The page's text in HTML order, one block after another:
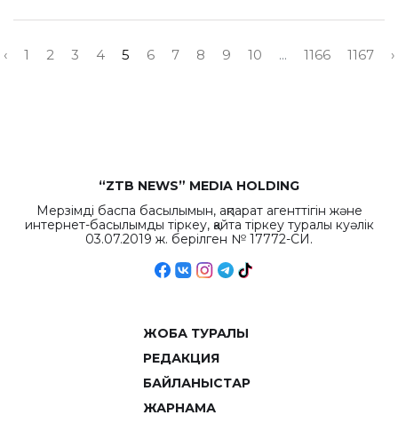
‹ 1 2 3 4 5 6 7 8 9 10 ... 1166 1167 ›
“ZTB NEWS” MEDIA HOLDING
Мерзімді баспа басылымын, ақпарат агенттігін және
интернет-басылымды тіркеу, қайта тіркеу туралы куәлік
03.07.2019 ж. берілген № 17772-СИ.
ЖОБА ТУРАЛЫ
РЕДАКЦИЯ
БАЙЛАНЫСТАР
ЖАРНАМА